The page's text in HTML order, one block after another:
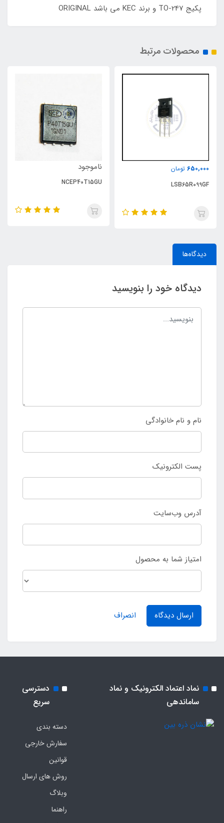
پکیج TO-247 و برند KEC می باشد ORIGINAL
محصولات مرتبط
650,000 تومان
LSB65R099GF
ناموجود
NCEP40T15GU
دیدگاه‌ها
دیدگاه خود را بنویسید
نام و نام خانوادگی
پست الکترونیک
آدرس وب‌سایت
امتیاز شما به محصول
ارسال دیدگاه انصراف
نماد اعتماد الکترونیک و نماد
ساماندهی
دسترسی
سریع
دسته بندی
سفارش خارجی
قوانین
روش های ارسال
وبلاگ
راهنما